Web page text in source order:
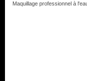
Maquillage professionnel à